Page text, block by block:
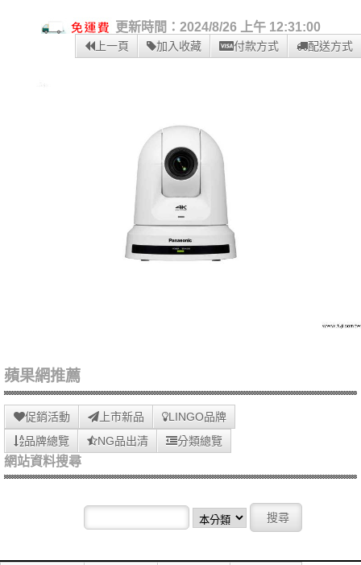
更新時間：2024/8/26 上午 12:31:00
上一頁 加入收藏 付款方式 配送方式
蘋果網推薦
促銷活動 上市新品
LINGO品牌
品牌總覽
NG品出清 分類總覽
網站資料搜尋